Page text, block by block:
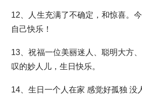
12、人生充满了不确定，和惊喜。
自己快乐！
13、祝福一位美丽迷人、聪明大方
叹的妙人儿，生日快乐。
14、生日一个人在家 感觉好孤独 没